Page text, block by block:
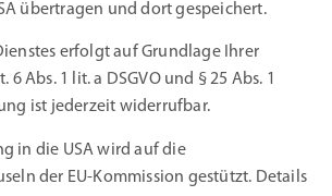
übertragen und dort gespeichert.
erfolgt auf Grundlage Ihrer
Abs. 1 lit. a DSGVO und § 25 Abs. 1
ist jederzeit widerrufbar.
in die USA wird auf die
der EU-Kommission gestützt. Details